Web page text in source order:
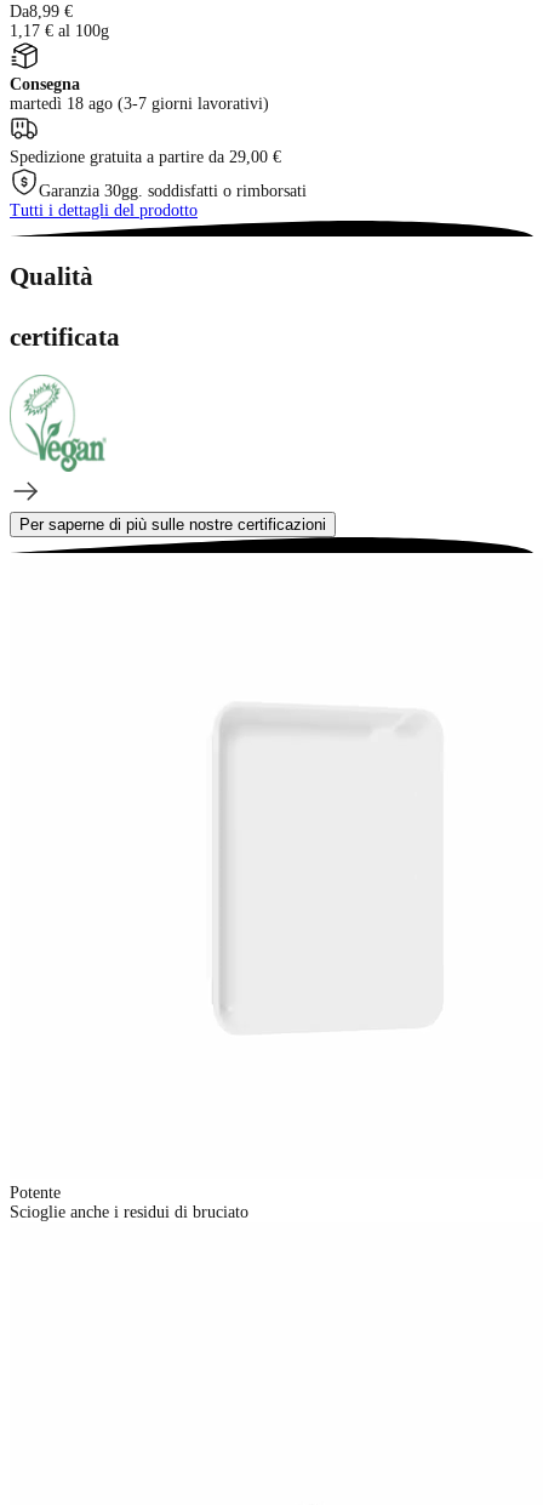
Da8,99 €
1,17 € al 100g
Consegna
martedì 18 ago (3-7 giorni lavorativi)
Spedizione gratuita a partire da 29,00 €
Garanzia 30gg. soddisfatti o rimborsati
Tutti i dettagli del prodotto
Qualità
certificata
Per saperne di più sulle nostre certificazioni
Potente
Scioglie anche i residui di bruciato